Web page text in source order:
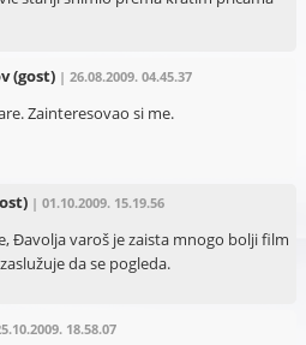
(gost) | 26.08.2009. 04.45.37
Zainteresovao si me.
| 01.10.2009. 15.19.56
Đavolja varoš je zaista mnogo bolji film
da se pogleda.
18.58.07